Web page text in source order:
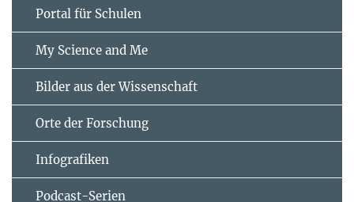
Portal für Schulen
My Science and Me
Bilder aus der Wissenschaft
Orte der Forschung
Infografiken
Podcast-Serien